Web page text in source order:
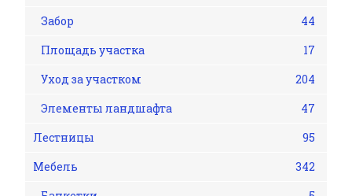
Забор
44
Площадь участка
17
Уход за участком
204
Элементы ландшафта
47
Лестницы
95
Мебель
342